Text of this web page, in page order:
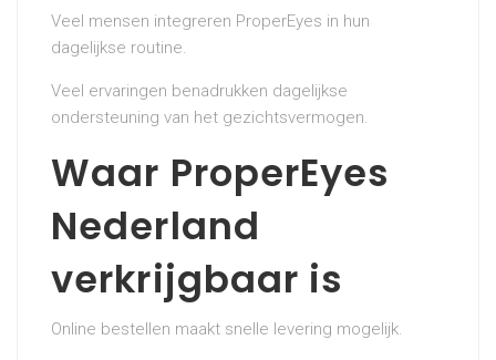
Veel mensen integreren ProperEyes in hun
dagelijkse routine.
Veel ervaringen benadrukken dagelijkse
ondersteuning van het gezichtsvermogen.
Waar ProperEyes
Nederland
verkrijgbaar is
Online bestellen maakt snelle levering mogelijk.